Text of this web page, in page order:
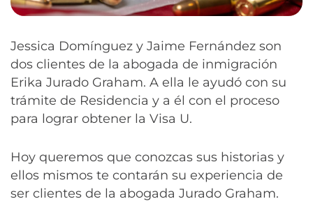
Jessica Domínguez y Jaime Fernández son
dos clientes de la abogada de inmigración
Erika Jurado Graham. A ella le ayudó con su
trámite de Residencia y a él con el proceso
para lograr obtener la Visa U.
Hoy queremos que conozcas sus historias y
ellos mismos te contarán su experiencia de
ser clientes de la abogada Jurado Graham.